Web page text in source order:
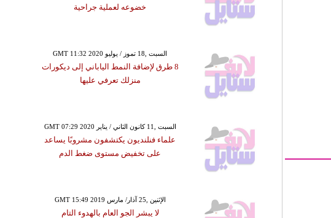
خضوعه لعملية جراحية
GMT 11:32 2020 السبت ,18 تموز / يوليو
8 طرق لإضافة النمط الياباني إلى ديكورات
منزلك تعرفي عليها
GMT 07:29 2020 السبت ,11 كانون الثاني / يناير
علماء فنلنديون يكتشفون مشروبًا يساعد
على تخفيض مستوى ضغط الدم
GMT 15:49 2019 الإثنين ,25 آذار/ مارس
لا يبشر الجو العام بالهدوء التام